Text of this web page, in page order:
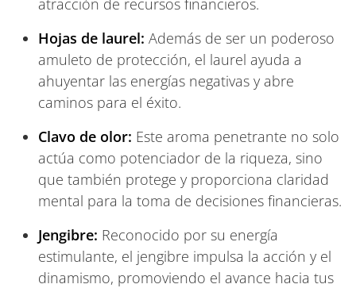
atracción de recursos financieros.
Hojas de laurel: Además de ser un poderoso
amuleto de protección, el laurel ayuda a
ahuyentar las energías negativas y abre
caminos para el éxito.
Clavo de olor: Este aroma penetrante no solo
actúa como potenciador de la riqueza, sino
que también protege y proporciona claridad
mental para la toma de decisiones financieras.
Jengibre: Reconocido por su energía
estimulante, el jengibre impulsa la acción y el
dinamismo, promoviendo el avance hacia tus